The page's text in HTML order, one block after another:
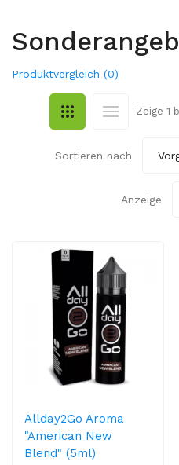
Produktvergleich (0)
Zeige 1
Sortieren nach
Anzeige
Allday2Go Aroma
"American New
Blend" (5ml)